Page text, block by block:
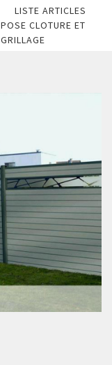
LISTE ARTICLES
POSE CLOTURE ET
GRILLAGE